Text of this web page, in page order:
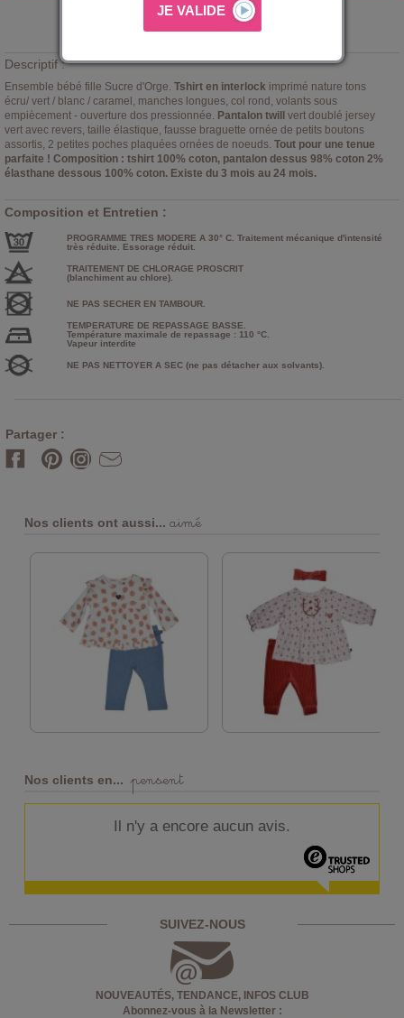
Ajouter à laLISTE D'ENVIES
Descriptif :
Ensemble bébé fille Sucre d'Orge. Tshirt en interlock imprimé nature tons
écru/ vert / blanc / caramel, manches longues, col rond, volants sous
empiècement - ouverture dos pressionnée. Pantalon twill
vert doublé jersey
vert avec revers, taille élastique, fausse braguette ornée de petits boutons
assortis, 2 petites poches plaquées ornées de noeuds. Tout pour une tenue
parfaite ! Composition : tshirt 100% coton, pantalon dessus 98% coton 2%
élasthane dessous 100% coton. Existe du 3 mois au 24 mois.
Composition et Entretien :
PROGRAMME TRES MODERE A 30° C. Traitement mécanique d'intensité
très réduite. Essorage réduit.
TRAITEMENT DE CHLORAGE PROSCRIT
(blanchiment au chlore).
NE PAS SECHER EN TAMBOUR.
TEMPERATURE DE REPASSAGE BASSE.
Température maximale de repassage : 110 °C.
Vapeur interdite
NE PAS NETTOYER A SEC (ne pas détacher aux solvants).
Partager :
Nos clients ont aussi... aimé
Nos clients en... pensent
Il n'y a encore aucun avis.
SUIVEZ-NOUS
NOUVEAUTÉS, TENDANCE, INFOS CLUB
Abonnez-vous à la Newsletter :